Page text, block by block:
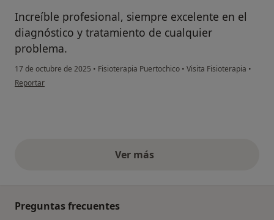
Increíble profesional, siempre excelente en el
diagnóstico y tratamiento de cualquier
problema.
17 de octubre de 2025 • Fisioterapia Puertochico • Visita Fisioterapia •
en opinión del usuario Borja Agüero
Reportar
Ver másopiniones anteriores
Preguntas frecuentes